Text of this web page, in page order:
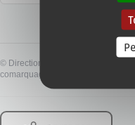
© Direction de l'information légale
comarquage developpé par